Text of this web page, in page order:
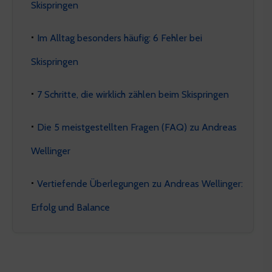
Skispringen
Im Alltag besonders häufig: 6 Fehler bei
Skispringen
7 Schritte, die wirklich zählen beim Skispringen
Die 5 meistgestellten Fragen (FAQ) zu Andreas
Wellinger
Vertiefende Überlegungen zu Andreas Wellinger:
Erfolg und Balance